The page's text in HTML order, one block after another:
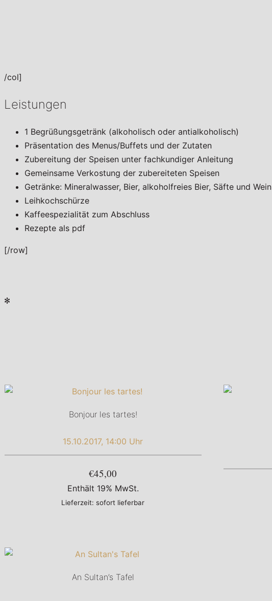
/col]
Leistungen
1 Begrüßungsgetränk (alkoholisch oder antialkoholisch)
Präsentation des Menus/Buffets und der Zutaten
Zubereitung der Speisen unter fachkundiger Anleitung
Gemeinsame Verkostung der zubereiteten Speisen
Getränke: Mineralwasser, Bier, alkoholfreies Bier, Säfte und Wein
Leihkochschürze
Kaffeespezialität zum Abschluss
Rezepte als pdf
[/row]
✻
Bonjour les tartes!
15.10.2017, 14:00 Uhr
€45,00
Enthält 19% MwSt.
Lieferzeit: sofort lieferbar
An Sultan’s Tafel